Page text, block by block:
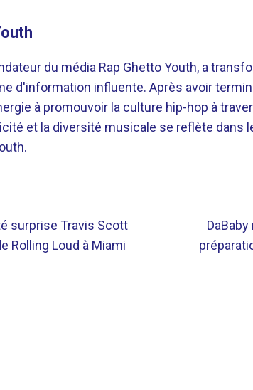
du média Rap Ghetto Youth, a
d'information influente. Après avoir
à promouvoir la culture hip-hop à
et la diversité musicale se reflète dans
surprise Travis Scott
Rolling Loud à Miami